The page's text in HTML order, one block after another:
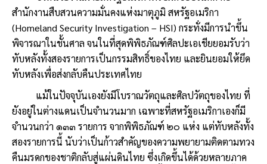
สำนักงานสืบสวนความมั่นคงแห่งมาตุภูมิ สหรัฐอเมริกา
(Homeland Security Investigation – HSI) กระทั่งมีการนำขึ้น
พิจารณาในชั้นศาล จนในที่สุดพิพิธภัณฑ์ศิลปะเอเชียยอมรับว่า
ทับหลังทั้งสองรายการเป็นกรรมสิทธิ์ของไทย และยินยอมให้ยึด
ทับหลังเพื่อส่งกลับคืนประเทศไทย
แม้ในปัจจุบันเองยังมีโบราณวัตถุและศิลปวัตถุของไทย ที่
ยังอยู่ในต่างแดนเป็นจำนวนมาก เฉพาะที่สหรัฐอเมริกาเองก็มี
จำนวนกว่า ๑๓๓ รายการ จากพิพิธภัณฑ์ ๒๐ แห่ง แต่ทับหลังทั้ง
สองรายการนี้ นับว่าเป็นก้าวสำคัญของความพยายามติดตามทวง
คืนมรดกของชาติกลับสู่แผ่นดินไทย ซึ่งเกิดขึ้นได้ด้วยหลายภาค